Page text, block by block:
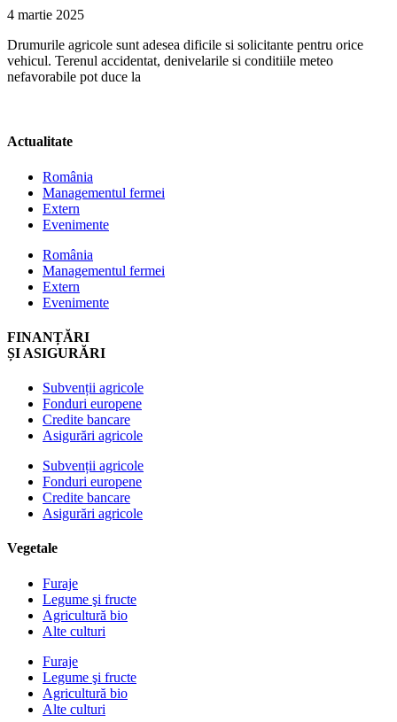
4 martie 2025
Drumurile agricole sunt adesea dificile si solicitante pentru orice
vehicul. Terenul accidentat, denivelarile si conditiile meteo
nefavorabile pot duce la
Actualitate
România
Managementul fermei
Extern
Evenimente
România
Managementul fermei
Extern
Evenimente
FINANȚĂRI
ȘI ASIGURĂRI
Subvenții agricole
Fonduri europene
Credite bancare
Asigurări agricole
Subvenții agricole
Fonduri europene
Credite bancare
Asigurări agricole
Vegetale
Furaje
Legume şi fructe
Agricultură bio
Alte culturi
Furaje
Legume şi fructe
Agricultură bio
Alte culturi